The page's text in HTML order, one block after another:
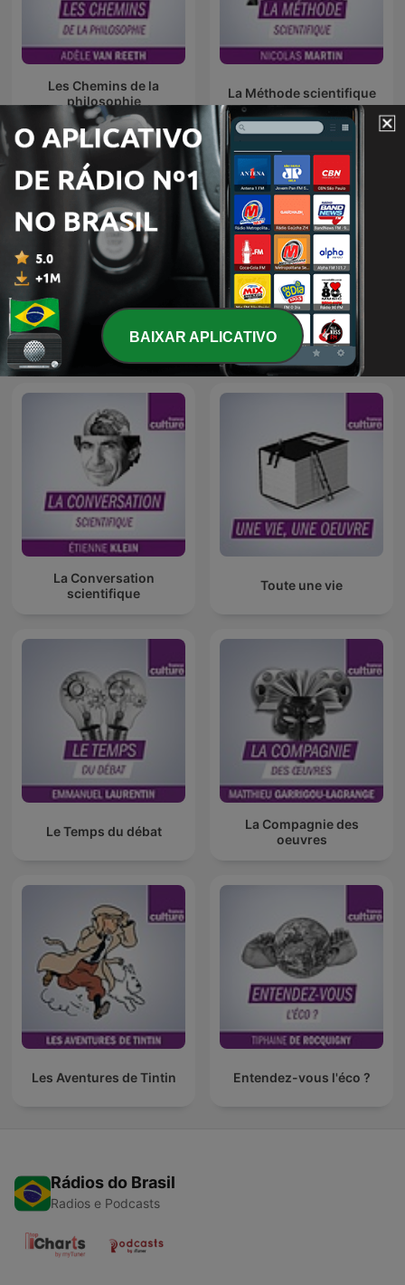
Les Chemins de la
philosophie
La Méthode scientifique
Répliques
Les Nuits de France
Culture
La Conversation
scientifique
Toute une vie
Le Temps du débat
La Compagnie des
oeuvres
Les Aventures de Tintin Entendez-vous l'éco ?
Rádios do Brasil
Radios e Podcasts
BAIXAR APLICATIVO